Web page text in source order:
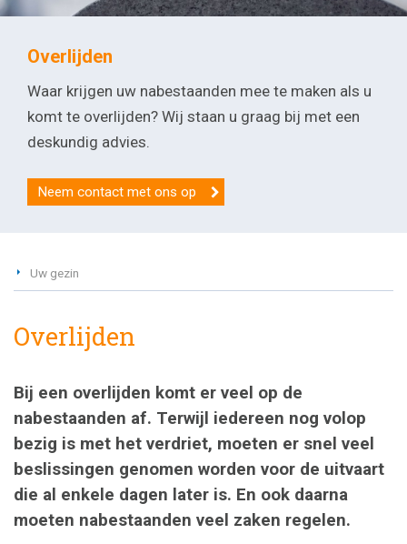
Overlijden
Waar krijgen uw nabestaanden mee te maken als u
komt te overlijden? Wij staan u graag bij met een
deskundig advies.
Neem contact met ons op
Uw gezin
Overlijden
Bij een overlijden komt er veel op de
nabestaanden af. Terwijl iedereen nog volop
bezig is met het verdriet, moeten er snel veel
beslissingen genomen worden voor de uitvaart
die al enkele dagen later is. En ook daarna
moeten nabestaanden veel zaken regelen.